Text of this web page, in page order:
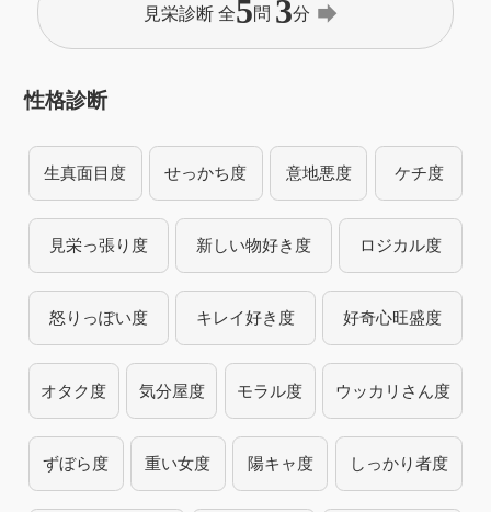
見栄診断 全5問 3分 forward
性格診断
生真面目度 せっかち度 意地悪度 ケチ度
見栄っ張り度 新しい物好き度 ロジカル度
怒りっぽい度 キレイ好き度 好奇心旺盛度
オタク度 気分屋度 モラル度 ウッカリさん度
ずぼら度 重い女度 陽キャ度 しっかり者度